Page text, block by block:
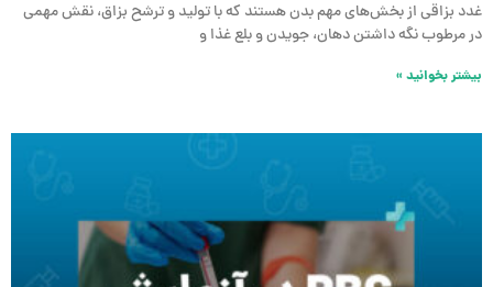
غدد بزاقی از بخش‌های مهم بدن هستند که با تولید و ترشح بزاق، نقش مهمی
در مرطوب نگه داشتن دهان، جویدن و بلع غذا و
بیشتر بخوانید »